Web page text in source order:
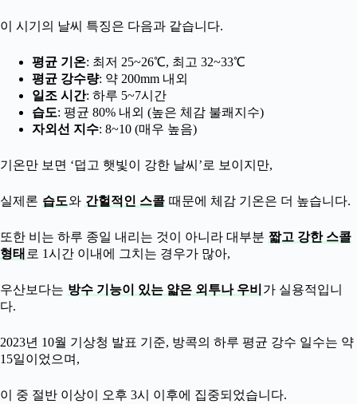
이 시기의 날씨 특징은 다음과 같습니다.
평균 기온: 최저 25~26℃, 최고 32~33℃
평균 강수량: 약 200mm 내외
일조 시간: 하루 5~7시간
습도: 평균 80% 내외 (높은 체감 불쾌지수)
자외선 지수: 8~10 (매우 높음)
기온만 보면 ‘덥고 햇빛이 강한 날씨’로 보이지만,
실제론 습도와 간헐적인 스콜 때문에 체감 기온은 더 높습니다.
또한 비는 하루 종일 내리는 것이 아니라 대부분 짧고 강한 스콜
형태 로 1시간 이내에 그치는 경우가 많아,
우산보다는 방수 기능이 있는 얇은 외투나 우비 가 실용적입니
다.
2023년 10월 기상청 발표 기준, 방콕의 하루 평균 강수 일수는 약
15일이었으며,
이 중 절반 이상이 오후 3시 이후에 집중되었습니다.